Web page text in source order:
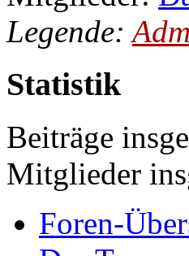
Legende:
Statistik
Beiträge
Mitglieder
Foren-